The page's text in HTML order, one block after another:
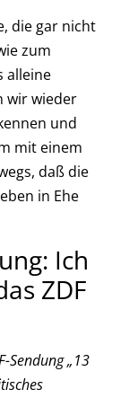
die gar nicht
zum
alleine
wir wieder
und
mit einem
daß die
in Ehe
Ich
ZDF
Sendung „13